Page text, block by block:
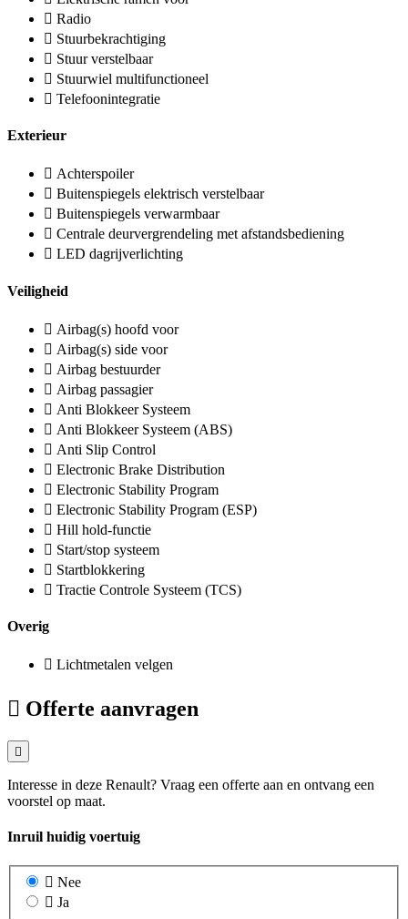
Radio
Stuurbekrachtiging
Stuur verstelbaar
Stuurwiel multifunctioneel
Telefoonintegratie
Exterieur
Achterspoiler
Buitenspiegels elektrisch verstelbaar
Buitenspiegels verwarmbaar
Centrale deurvergrendeling met afstandsbediening
LED dagrijverlichting
Veiligheid
Airbag(s) hoofd voor
Airbag(s) side voor
Airbag bestuurder
Airbag passagier
Anti Blokkeer Systeem
Anti Blokkeer Systeem (ABS)
Anti Slip Control
Electronic Brake Distribution
Electronic Stability Program
Electronic Stability Program (ESP)
Hill hold-functie
Start/stop systeem
Startblokkering
Tractie Controle Systeem (TCS)
Overig
Lichtmetalen velgen
Offerte aanvragen
Interesse in deze Renault? Vraag een offerte aan en ontvang een
voorstel op maat.
Inruil huidig voertuig
Nee
Ja